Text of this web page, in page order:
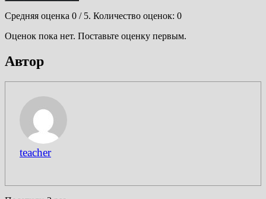
Средняя оценка 0 / 5. Количество оценок: 0
Оценок пока нет. Поставьте оценку первым.
Автор
teacher